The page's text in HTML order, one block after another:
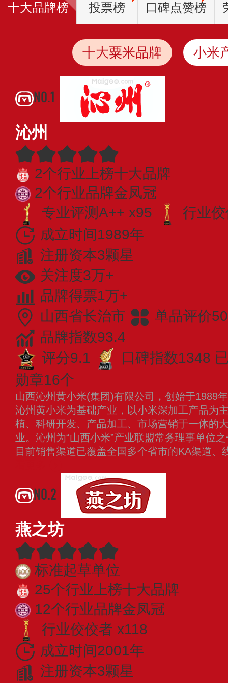
十大品牌榜 投票榜 口碑点赞榜
十大粟米品牌 小米
NO.1
沁州
2个行业上榜十大品牌
2个行业品牌金凤冠
专业​评测A++ x95
行业
成立时间1989年
注册资本3颗星
关注度3万+
品牌得票1万+
山西省长治市
单品评价
品牌指数93.4
评分9.1
口碑指数1348
勋章16个
山西沁州黄小米(集团)有限公司，创始于1989
沁州黄小米为基础产业，以小米深加工产品为
植、科研开发、产品加工、市场营销于一体的
业。沁州为“山西小米”产业联盟常务理事单位
目前销售渠道已覆盖全国多个省市的KA渠道
NO.2
燕之坊
标准起草单位
25个行业上榜十大品牌
12个行业品牌金凤冠
行业佼佼者 x118
成立时间2001年
注册资本3颗星